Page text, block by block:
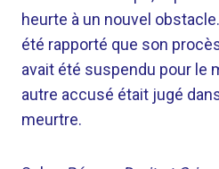
heurte à un nouvel
été rapporté que son
avait été suspendu pour le
autre accusé était jugé
meurtre.